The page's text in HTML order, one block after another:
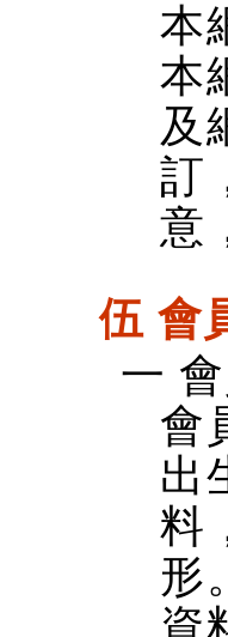
本
本
及
訂
意
伍 會
一
會
出
料
形
資